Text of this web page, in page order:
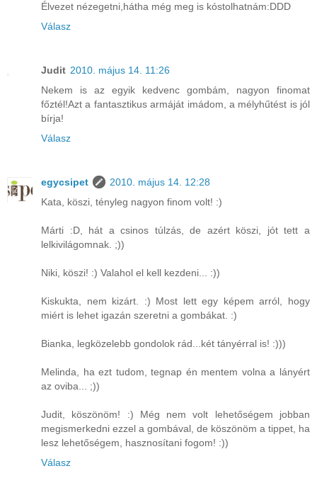
Élvezet nézegetni,hátha még meg is kóstolhatnám:DDD
Válasz
Judit 2010. május 14. 11:26
Nekem is az egyik kedvenc gombám, nagyon finomat
főztél!Azt a fantasztikus armáját imádom, a mélyhűtést is jól
bírja!
Válasz
egycsipet
2010. május 14. 12:28
Kata, köszi, tényleg nagyon finom volt! :)
Márti :D, hát a csinos túlzás, de azért köszi, jót tett a
lelkivilágomnak. ;))
Niki, köszi! :) Valahol el kell kezdeni... :))
Kiskukta, nem kizárt. :) Most lett egy képem arról, hogy
miért is lehet igazán szeretni a gombákat. :)
Bianka, legközelebb gondolok rád...két tányérral is! :)))
Melinda, ha ezt tudom, tegnap én mentem volna a lányért
az oviba... ;))
Judit, köszönöm! :) Még nem volt lehetőségem jobban
megismerkedni ezzel a gombával, de köszönöm a tippet, ha
lesz lehetőségem, hasznosítani fogom! :))
Válasz